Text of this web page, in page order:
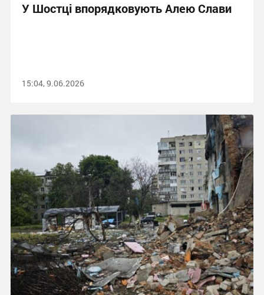
У Шостці впорядковують Алею Слави
15:04, 9.06.2026